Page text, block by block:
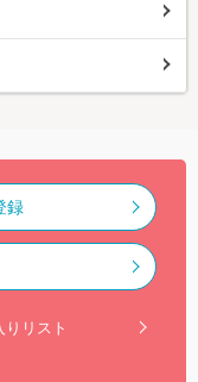
録
りリスト